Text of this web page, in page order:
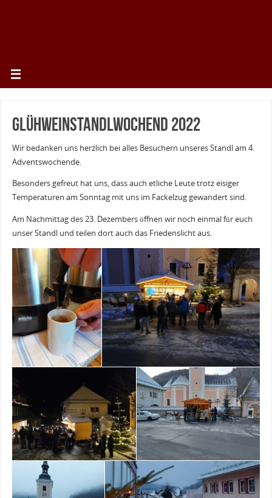
Glühweinstandlwochend 2022
Wir bedanken uns herzlich bei alles Besuchern unseres Standl am 4.
Adventswochende.
Besonders gefreut hat uns, dass auch etliche Leute trotz eisiger
Temperaturen am Sonntag mit uns im Fackelzug gewandert sind.
Am Nachmittag des 23. Dezembers öffnen wir noch einmal für euch
unser Standl und teilen dort auch das Friedenslicht aus.